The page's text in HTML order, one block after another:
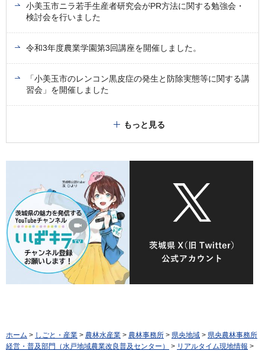
小美玉市ニラ若手生産者研究会がPR方法に関する勉強会・
検討会を行いました
令和3年度農業学園第3回講座を開催しました。
「小美玉市のレンコン黒皮症の発生と防除実態等に関する講
習会」を開催しました
もっと見る
ホーム > しごと・産業 > 農林水産業 > 農林事務所 > 県央地域 > 県央農林事務所
経営・普及部門（水戸地域農業改良普及センター）
> リアルタイム現地情報 >